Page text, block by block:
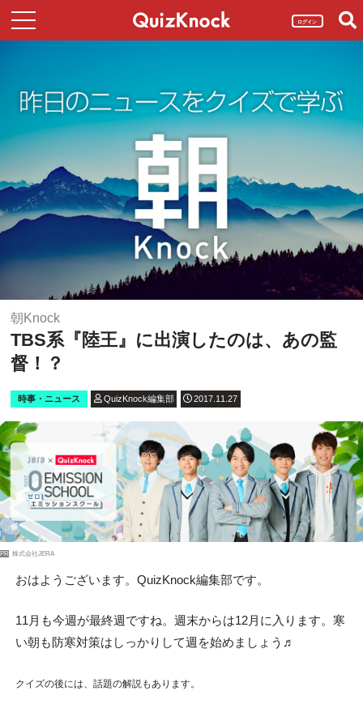
ログイン
朝Knock
TBS系『陸王』に出演したのは、あの監
督！？
時事・ニュース QuizKnock編集部 2017.11.27
PR 株式会社JERA
おはようございます。QuizKnock編集部です。
11月も今週が最終週ですね。週末からは12月に入ります。寒
い朝も防寒対策はしっかりして週を始めましょう♬
クイズの後には、話題の解説もあります。